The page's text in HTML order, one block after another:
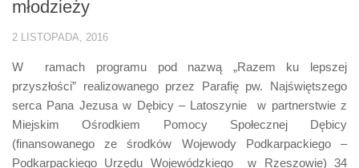
młodzieży
2 LISTOPADA, 2016
W ramach programu pod nazwą „Razem ku lepszej
przyszłości” realizowanego przez Parafię pw. Najświętszego
serca Pana Jezusa w Dębicy – Latoszynie w partnerstwie z
Miejskim Ośrodkiem Pomocy Społecznej Dębicy
(finansowanego ze środków Wojewody Podkarpackiego –
Podkarpackiego Urzędu Wojewódzkiego w Rzeszowie) 34